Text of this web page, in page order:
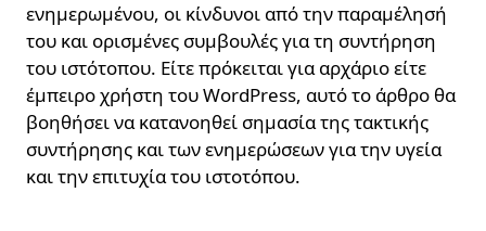
ενημερωμένου, οι κίνδυνοι από την παραμέλησή
του και ορισμένες συμβουλές για τη συντήρηση
του ιστότοπου. Είτε πρόκειται για αρχάριο είτε
έμπειρο χρήστη του WordPress, αυτό το άρθρο θα
βοηθήσει να κατανοηθεί σημασία της τακτικής
συντήρησης και των ενημερώσεων για την υγεία
και την επιτυχία του ιστοτόπου.